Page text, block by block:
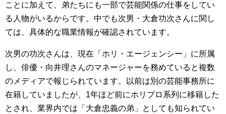
ことに加えて、弟たちにも一部で芸能関係の仕事をしてい
る人物がいるからです。中でも次男・大倉功次さんに関し
ては、具体的な職業情報が確認されています。
次男の功次さんは、現在「ホリ・エージェンシー」に所属
し、俳優・向井理さんのマネージャーを務めていると複数
のメディアで報じられています。以前は別の芸能事務所に
在籍していましたが、1年ほど前にホリプロ系列に移籍した
とされ、業界内では「大倉忠義の弟」としても知られてい